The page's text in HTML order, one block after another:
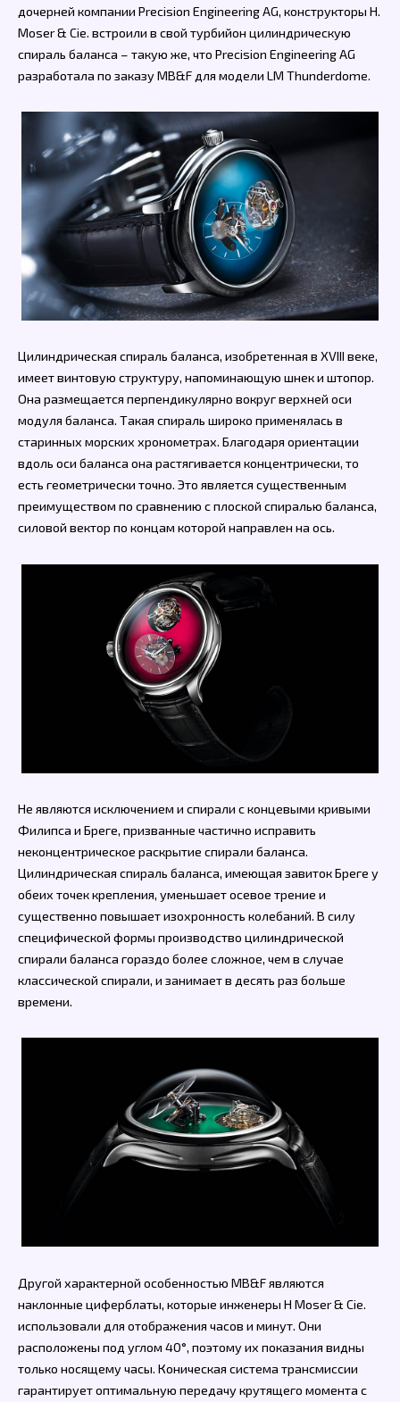
дочерней компании Precision Engineering AG, конструкторы H.
Moser & Cie. встроили в свой турбийон цилиндрическую
спираль баланса – такую же, что Precision Engineering AG
разработала по заказу MB&F для модели LM Thunderdome.
Цилиндрическая спираль баланса, изобретенная в XVIII веке,
имеет винтовую структуру, напоминающую шнек и штопор.
Она размещается перпендикулярно вокруг верхней оси
модуля баланса. Такая спираль широко применялась в
старинных морских хронометрах. Благодаря ориентации
вдоль оси баланса она растягивается концентрически, то
есть геометрически точно. Это является существенным
преимуществом по сравнению с плоской спиралью баланса,
силовой вектор по концам которой направлен на ось.
Не являются исключением и спирали с концевыми кривыми
Филипса и Бреге, призванные частично исправить
неконцентрическое раскрытие спирали баланса.
Цилиндрическая спираль баланса, имеющая завиток Бреге у
обеих точек крепления, уменьшает осевое трение и
существенно повышает изохронность колебаний. В силу
специфической формы производство цилиндрической
спирали баланса гораздо более сложное, чем в случае
классической спирали, и занимает в десять раз больше
времени.
Другой характерной особенностью MB&F являются
наклонные циферблаты, которые инженеры H Moser & Cie.
использовали для отображения часов и минут. Они
расположены под углом 40°, поэтому их показания видны
только носящему часы. Коническая система трансмиссии
гарантирует оптимальную передачу крутящего момента с